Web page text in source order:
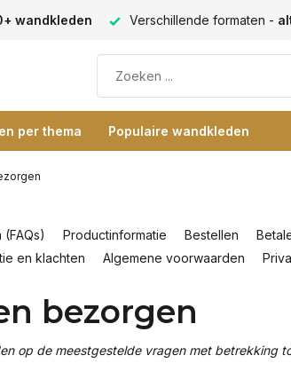
wandkleden Verschillende formaten -
per thema Populaire wandkleden
Productinformatie Bestellen
en klachten Algemene voorwaarden
bezorgen
op de meestgestelde vragen met betrekking